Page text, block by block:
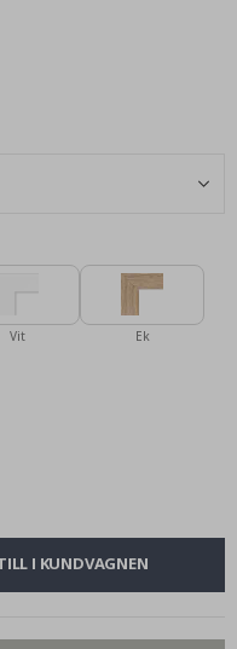
Vit Ek
I KUNDVAGNEN